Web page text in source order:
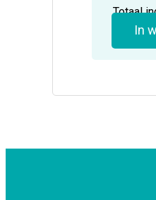
Totaal
In